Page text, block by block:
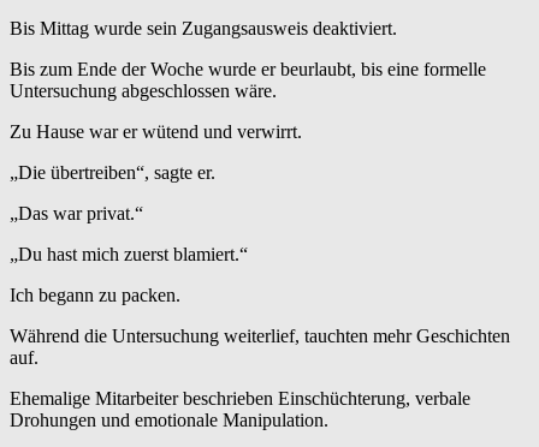
Bis Mittag wurde sein Zugangsausweis deaktiviert.
Bis zum Ende der Woche wurde er beurlaubt, bis eine formelle
Untersuchung abgeschlossen wäre.
Zu Hause war er wütend und verwirrt.
„Die übertreiben“, sagte er.
„Das war privat.“
„Du hast mich zuerst blamiert.“
Ich begann zu packen.
Während die Untersuchung weiterlief, tauchten mehr Geschichten
auf.
Ehemalige Mitarbeiter beschrieben Einschüchterung, verbale
Drohungen und emotionale Manipulation.